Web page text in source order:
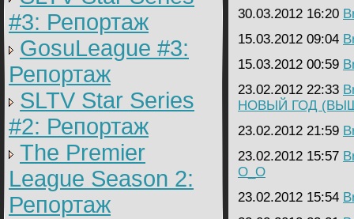
#3: Репортаж
GosuLeague #3:
Репортаж
SLTV Star Series
#2: Репортаж
The Premier
League Season 2:
Репортаж
30.03.2012 16:20
15.03.2012 09:04
15.03.2012 00:59
23.02.2012 22:33
НОВЫЙ ГОД
23.02.2012 21:59
23.02.2012 15:57
O_O
23.02.2012 15:54